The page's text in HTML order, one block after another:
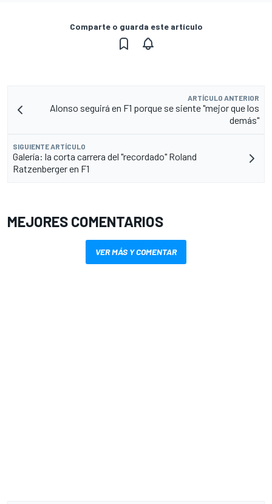
Comparte o guarda este artículo
ARTÍCULO ANTERIOR
Alonso seguirá en F1 porque se siente "mejor que los
demás"
SIGUIENTE ARTÍCULO
Galería: la corta carrera del "recordado" Roland
Ratzenberger en F1
MEJORES COMENTARIOS
VER MÁS Y COMENTAR